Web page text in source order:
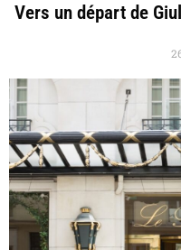
Vers un départ de